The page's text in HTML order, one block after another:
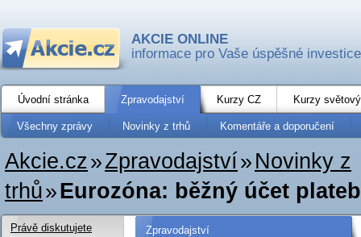
AKCIE ONLINE
informace pro Vaše úspěšné investice
Úvodní stránka Zpravodajství Kurzy CZ Kurzy
Všechny zprávy Novinky z trhů Komentáře a doporučení
Akcie.cz»Zpravodajství» Novinky z
trhů»Eurozóna: běžný účet
Zpravodajství
Právě diskutujete